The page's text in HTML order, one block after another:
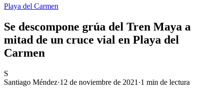
Playa del Carmen
Se descompone grúa del Tren Maya a
mitad de un cruce vial en Playa del
Carmen
S
Santiago Méndez·12 de noviembre de 2021 ·1 min de lectura